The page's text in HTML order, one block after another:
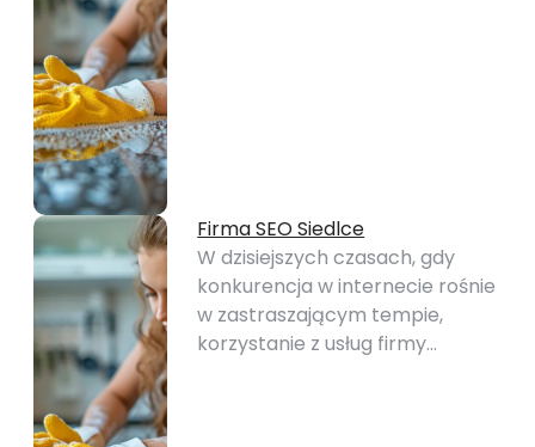
Firma SEO Siedlce
W dzisiejszych czasach, gdy
konkurencja w internecie rośnie
w zastraszającym tempie,
korzystanie z usług firmy…